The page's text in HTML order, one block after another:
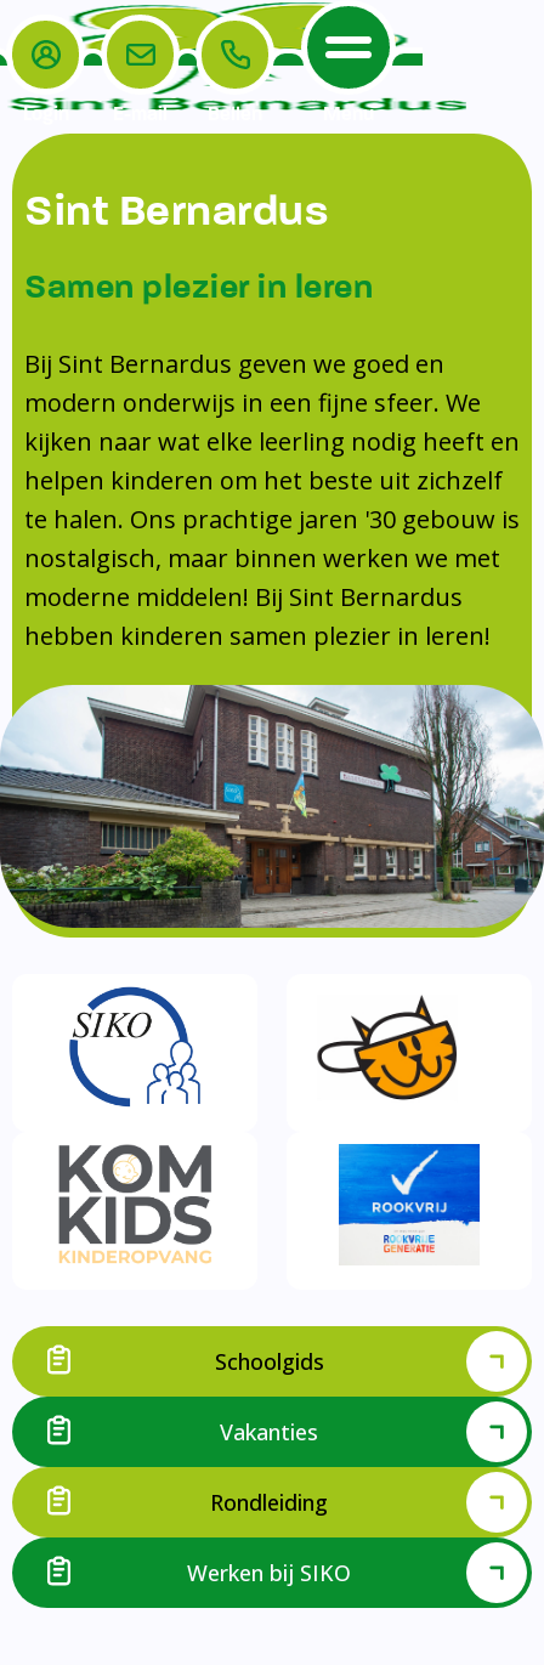
Home
De School
Veiligheidsplan
Onderwijs
Leerlingenraad
Leerlingenzorg
Doorstroomtoets
Jeugdprofessional op school
Centrum Jeugd en Gezin
Schoollogopedie
schoolondersteuningsprofiel
Schooltijden
Absentie
Vakanties
Aanmelden
Schoolgids
Gezonde school
Kinderopvang
BSO
Routebeschrijving
Privacy
Het Team
Ouders
Ouders
TussenSchoolse Opvang (TSO)
Ouderraad (OR)
Medezeggenschapsraad (MR)
Formulieren
Klachtenregeling
Contact
Login E-mail Bellen Menu
Sint Bernardus
Samen plezier in leren
Bij Sint Bernardus geven we goed en
modern onderwijs in een fijne sfeer. We
kijken naar wat elke leerling nodig heeft en
helpen kinderen om het beste uit zichzelf
te halen. Ons prachtige jaren '30 gebouw is
nostalgisch, maar binnen werken we met
moderne middelen! Bij Sint Bernardus
hebben kinderen samen plezier in leren!
Schoolgids
Vakanties
Rondleiding
Werken bij SIKO